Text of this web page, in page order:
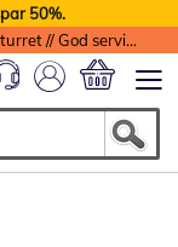
50%.
Billig fragt // Levering 1-2 dage // 60 dages returret // God service med garanti